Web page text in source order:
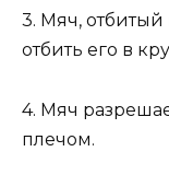
3. Мяч, отбитый
отбить его в
4. Мяч
плечом.